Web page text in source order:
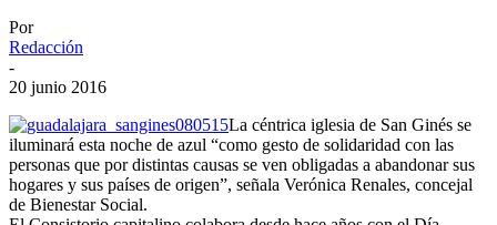
Por
Redacción
-
20 junio 2016
La céntrica iglesia de San Ginés se
iluminará esta noche de azul “como gesto de solidaridad con las
personas que por distintas causas se ven obligadas a abandonar sus
hogares y sus países de origen”, señala Verónica Renales, concejal
de Bienestar Social.